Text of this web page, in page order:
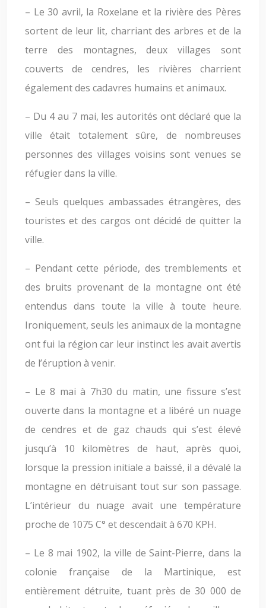
– Le 30 avril, la Roxelane et la rivière des Pères
sortent de leur lit, charriant des arbres et de la
terre des montagnes, deux villages sont
couverts de cendres, les rivières charrient
également des cadavres humains et animaux.
– Du 4 au 7 mai, les autorités ont déclaré que la
ville était totalement sûre, de nombreuses
personnes des villages voisins sont venues se
réfugier dans la ville.
– Seuls quelques ambassades étrangères, des
touristes et des cargos ont décidé de quitter la
ville.
– Pendant cette période, des tremblements et
des bruits provenant de la montagne ont été
entendus dans toute la ville à toute heure.
Ironiquement, seuls les animaux de la montagne
ont fui la région car leur instinct les avait avertis
de l’éruption à venir.
– Le 8 mai à 7h30 du matin, une fissure s’est
ouverte dans la montagne et a libéré un nuage
de cendres et de gaz chauds qui s’est élevé
jusqu’à 10 kilomètres de haut, après quoi,
lorsque la pression initiale a baissé, il a dévalé la
montagne en détruisant tout sur son passage.
L’intérieur du nuage avait une température
proche de 1075 C° et descendait à 670 KPH.
– Le 8 mai 1902, la ville de Saint-Pierre, dans la
colonie française de la Martinique, est
entièrement détruite, tuant près de 30 000 de